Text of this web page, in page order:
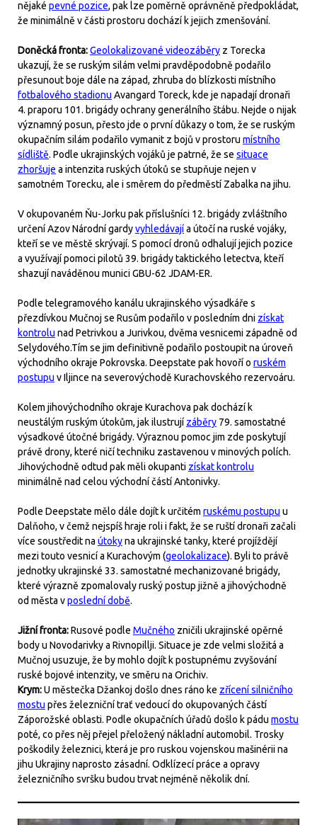
nějaké pevné pozice, pak lze poměrně oprávněně předpokládat,
že minimálně v části prostoru dochází k jejich zmenšování.
Doněcká fronta:Geolokalizované videozáběry z Torecka
ukazují, že se ruským silám velmi pravděpodobně podařilo
přesunout boje dále na západ, zhruba do blízkosti místního
fotbalového stadionu Avangard Toreck, kde je napadají dronaři
4. praporu 101. brigády ochrany generálního štábu. Nejde o nijak
významný posun, přesto jde o první důkazy o tom, že se ruským
okupačním silám podařilo vymanit z bojů v prostoru místního
sídliště. Podle ukrajinských vojáků je patrné, že se situace
zhoršuje a intenzita ruských útoků se stupňuje nejen v
samotném Torecku, ale i směrem do předměstí Zabalka na jihu.
V okupovaném Ňu-Jorku pak příslušníci 12. brigády zvláštního
určení Azov Národní gardyvyhledávajía útočí na ruské vojáky,
kteří se ve městě skrývají. S pomocí dronů odhalují jejich pozice
a využívají pomoci pilotů 39. brigády taktického letectva, kteří
shazují naváděnou munici GBU-62 JDAM-ER.
Podle telegramového kanálu ukrajinského výsadkáře s
přezdívkou Mučnoj se Rusům podařilo v posledním dni získat
kontrolu nad Petrivkou a Jurivkou, dvěma vesnicemi západně od
Selydového.Tím se jim definitivně podařilo postoupit na úroveň
východního okraje Pokrovska. Deepstate pak hovoří o ruském
postupu v Iljince na severovýchodě Kurachovského rezervoáru.
Kolem jihovýchodního okraje Kurachova pak dochází k
neustálým ruským útokům, jak ilustrují záběry 79. samostatné
výsadkové útočné brigády. Výraznou pomoc jim zde poskytují
právě drony, které ničí techniku zastavenou v minových polích.
Jihovýchodně odtud pak měli okupanti získat kontrolu
minimálně nad celou východní částí Antonivky.
Podle Deepstate mělo dále dojít k určitém ruskému postupu u
Dalňoho, v čemž nejspíš hraje roli i fakt, že se ruští dronaři začali
více soustředit na útokyna ukrajinské tanky, které projíždějí
mezi touto vesnicí a Kurachovým (geolokalizace). Byli to právě
jednotky ukrajinské 33. samostatné mechanizované brigády,
které výrazně zpomalovaly ruský postup jižně a jihovýchodně
od města vposlední době.
Jižní fronta:Rusové podle Mučného zničili ukrajinské opěrné
body u Novodarivky a Rivnopillji. Situace je zde velmi složitá a
Mučnoj usuzuje, že by mohlo dojít k postupnému zvyšování
ruské bojové intenzity, ve směru na Orichiv.
Krym:U městečka Džankoj došlo dnes ráno ke zřícení silničního
mostu přes železniční trať vedoucí do okupovaných částí
Záporožské oblasti. Podle okupačních úřadů došlo k pádu mostu
poté, co přes něj přejel přeložený nákladní automobil. Trosky
poškodily železnici, která je pro ruskou vojenskou mašinérii na
jihu Ukrajiny naprosto zásadní. Odklízecí práce a opravy
železničního svršku budou trvat nejméně několik dní.